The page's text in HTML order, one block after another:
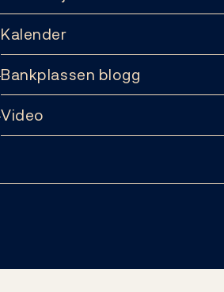
Kalender
Bankplassen blogg
Video